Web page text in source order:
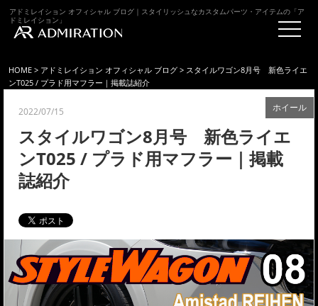
アドミレイション オフィシャル ブログ｜スタイリッシュなカスタムパーツ・アイテムの「ア
ドミレイション」
HOME > アドミレイション オフィシャル ブログ > スタイルワゴン8月号 新色ライエ
ンT025 / プラド用マフラー｜掲載誌紹介
ホイール
2022/07/15
スタイルワゴン8月号 新色ライエ
ンT025 / プラド用マフラー｜掲載
誌紹介